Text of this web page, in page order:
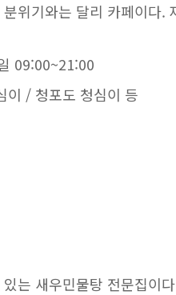
위기와는 달리 카페이다.
09:00~21:00
이 / 청포도 청심이 등
는 새우민물탕 전문집이